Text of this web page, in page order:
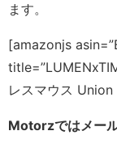
ます。
[amazonjs
レスマウス
Motorzではメー